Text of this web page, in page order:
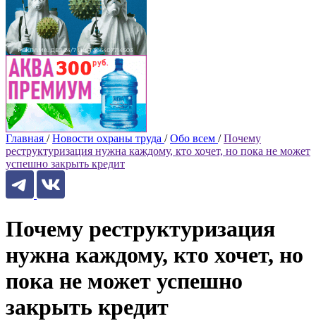
Главная / Новости охраны труда / Обо всем / Почему
реструктуризация нужна каждому, кто хочет, но пока не может
успешно закрыть кредит
Почему реструктуризация
нужна каждому, кто хочет, но
пока не может успешно
закрыть кредит